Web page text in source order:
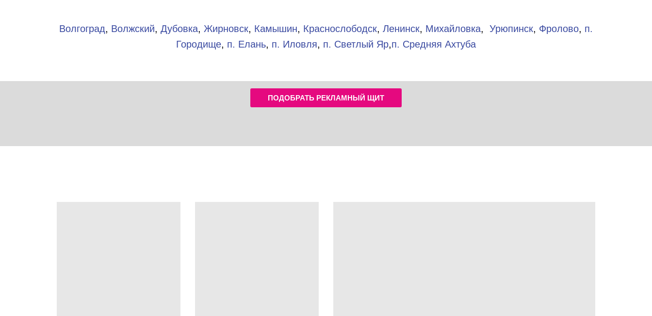
Волгоград, Волжский, Дубовка, Жирновск, Камышин, Краснослободск, Ленинск, Михайловка, Урюпинск, Фролово, п.
Городище, п. Елань, п. Иловля, п. Светлый Яр,п. Средняя Ахтуба
ПОДОБРАТЬ РЕКЛАМНЫЙ ЩИТ